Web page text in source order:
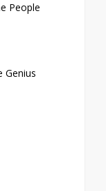
People
Genius